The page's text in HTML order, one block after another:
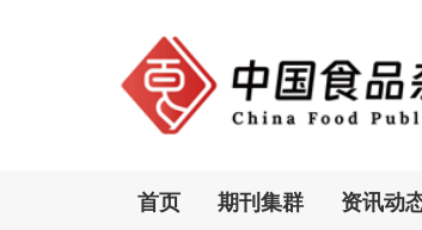
首页 期刊集群 资讯动